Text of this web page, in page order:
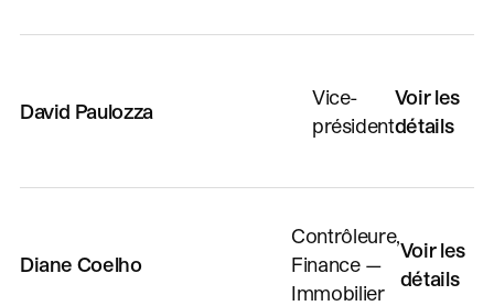
David Paulozza
Vice-
président
Voir les
détails
Diane Coelho
Contrôleure,
Finance —
Immobilier
Voir les
détails